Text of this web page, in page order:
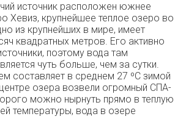
источник расположен южнее
Хевиз, крупнейшее теплое озеро во
из крупнейших в мире, имеет
квадратных метров. Его активно
поэтому вода там
чуть больше, чем за сутки.
составляет в среднем 27 ºC зимой
озера возвели огромный СПА-
можно нырнуть прямо в теплую
температуры, вода в озере